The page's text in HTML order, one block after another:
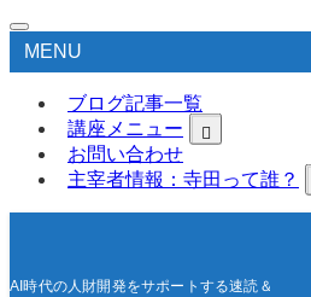
MENU
ブログ記事一覧
講座メニュー
お問い合わせ
主宰者情報：寺田って誰？
AI時代の人財開発をサポートする速読＆高速